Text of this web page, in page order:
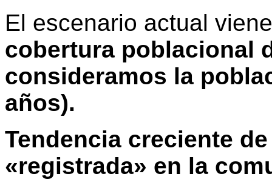
El escenario actual
cobertura poblacional
consideramos la
años).
Tendencia creciente
«registrada» en la